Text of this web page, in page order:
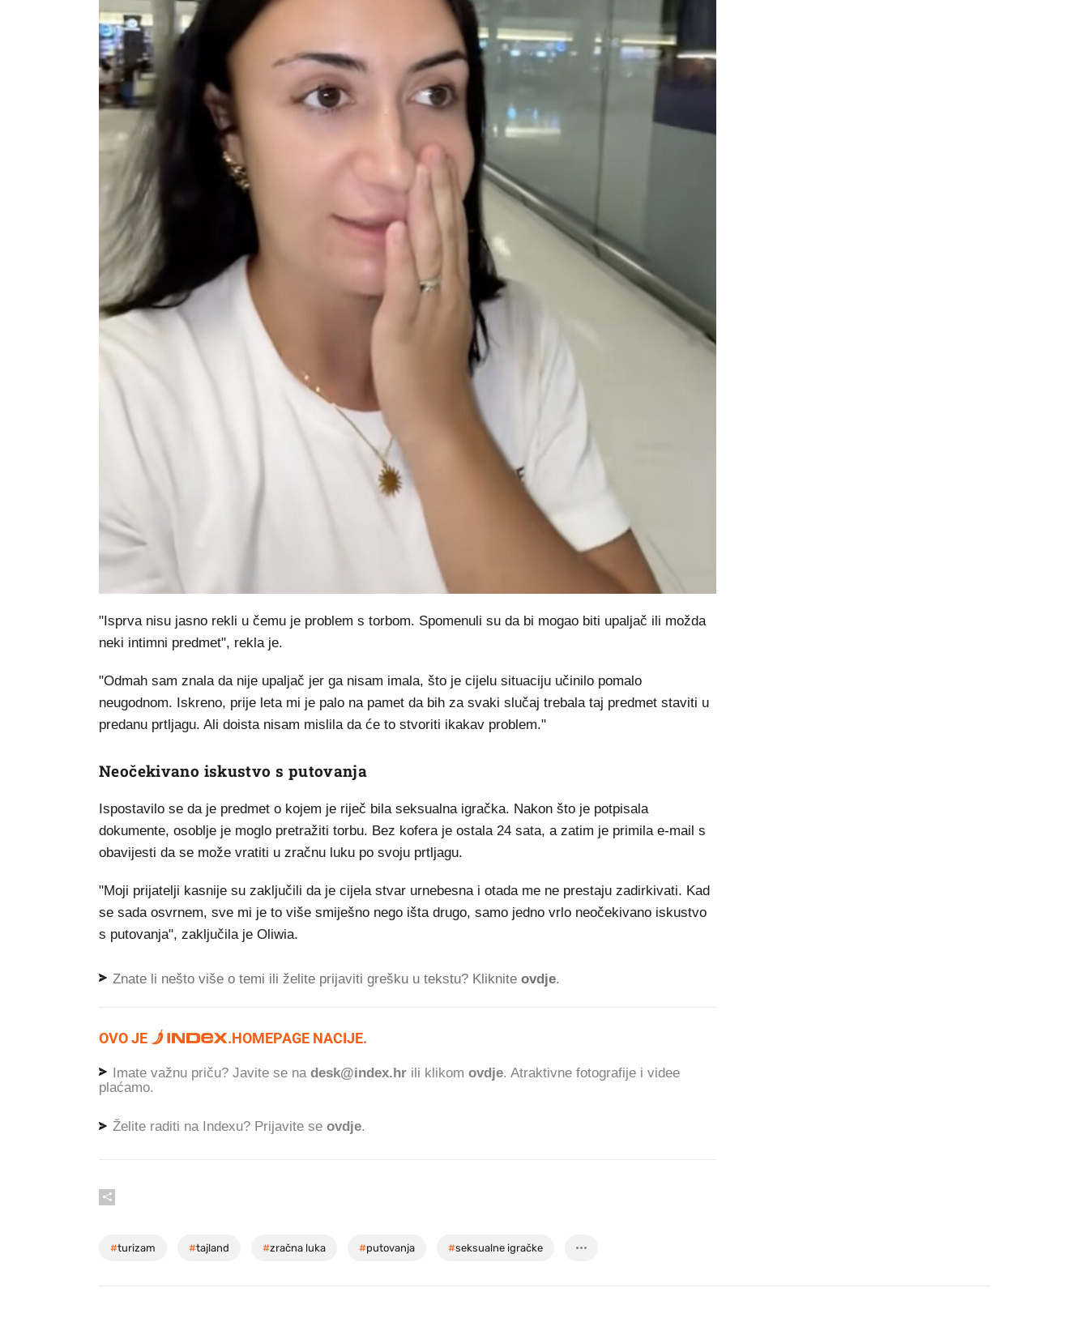
"Isprva nisu jasno rekli u čemu je problem s torbom. Spomenuli su da bi mogao biti upaljač ili možda
neki intimni predmet", rekla je.
"Odmah sam znala da nije upaljač jer ga nisam imala, što je cijelu situaciju učinilo pomalo
neugodnom. Iskreno, prije leta mi je palo na pamet da bih za svaki slučaj trebala taj predmet staviti u
predanu prtljagu. Ali doista nisam mislila da će to stvoriti ikakav problem."
Neočekivano iskustvo s putovanja
Ispostavilo se da je predmet o kojem je riječ bila seksualna igračka. Nakon što je potpisala
dokumente, osoblje je moglo pretražiti torbu. Bez kofera je ostala 24 sata, a zatim je primila e-mail s
obavijesti da se može vratiti u zračnu luku po svoju prtljagu.
"Moji prijatelji kasnije su zaključili da je cijela stvar urnebesna i otada me ne prestaju zadirkivati. Kad
se sada osvrnem, sve mi je to više smiješno nego išta drugo, samo jedno vrlo neočekivano iskustvo
s putovanja", zaključila je Oliwia.
Znate li nešto više o temi ili želite prijaviti grešku u tekstu? Kliknite ovdje.
OVO JE .HOMEPAGE NACIJE.
Imate važnu priču? Javite se na desk@index.hr ili klikom ovdje. Atraktivne fotografije i videe
plaćamo.
Želite raditi na Indexu? Prijavite se ovdje.
#turizam #tajland #zračna luka #putovanja #seksualne igračke